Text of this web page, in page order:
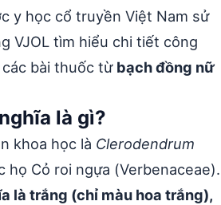
y học cổ truyền Việt Nam sử
VJOL tìm hiểu chi tiết công
bài thuốc từ bạch đồng nữ
là gì?
khoa học là Clerodendrum
họ Cỏ roi ngựa (Verbenaceae).
là trắng (chỉ màu hoa trắng),